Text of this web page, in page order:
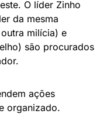
O líder Zinho
da mesma
milícia) e
são procurados
ações
organizado.